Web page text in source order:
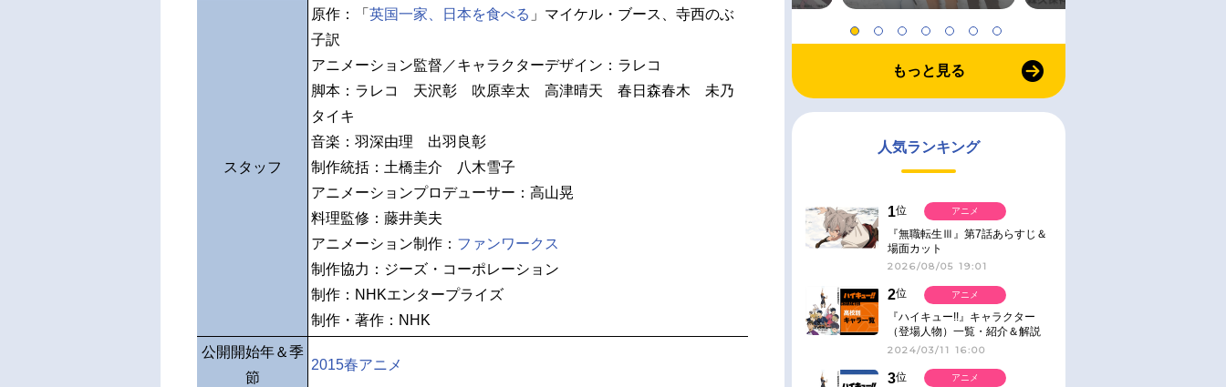
スタッフ
原作：「 英国一家、日本を食べる 」マイケル・ブース、寺西のぶ
子訳
アニメーション監督／キャラクターデザイン：ラレコ
脚本：ラレコ 天沢彰 吹原幸太 高津晴天 春日森春木 未乃
タイキ
音楽：羽深由理 出羽良彰
制作統括：土橋圭介 八木雪子
アニメーションプロデューサー：高山晃
料理監修：藤井美夫
アニメーション制作： ファンワークス
制作協力：ジーズ・コーポレーション
制作：NHKエンタープライズ
制作・著作：NHK
公開開始年＆季
節
2015春アニメ
もっと見る
人気ランキング
1位
『無職転生Ⅲ』第7話あらすじ＆
場面カット
2026/08/05 19:01
アニメ
2位
『ハイキュー!!』キャラクター
（登場人物）一覧・紹介＆解説
2024/03/11 16:00
アニメ
3位
アニメ